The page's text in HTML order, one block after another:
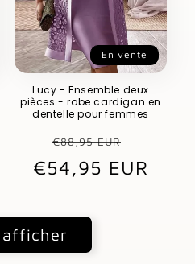
En vente
Lucy - Ensemble deux
pièces - robe cardigan en
dentelle pour femmes
Prix
habituel
€88,95 EUR
€54,95 EUR
afficher